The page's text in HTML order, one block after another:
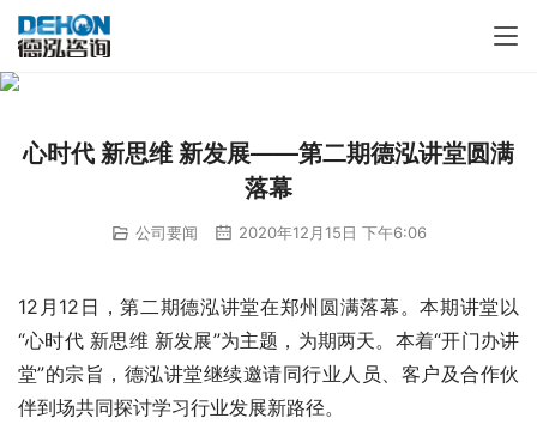
心时代 新思维 新发展——第二期德泓讲堂圆满
落幕
公司要闻 2020年12月15日 下午6:06
12月12日，第二期德泓讲堂在郑州圆满落幕。本期讲堂以
“心时代 新思维 新发展”为主题，为期两天。本着“开门办讲
堂”的宗旨，德泓讲堂继续邀请同行业人员、客户及合作伙
伴到场共同探讨学习行业发展新路径。